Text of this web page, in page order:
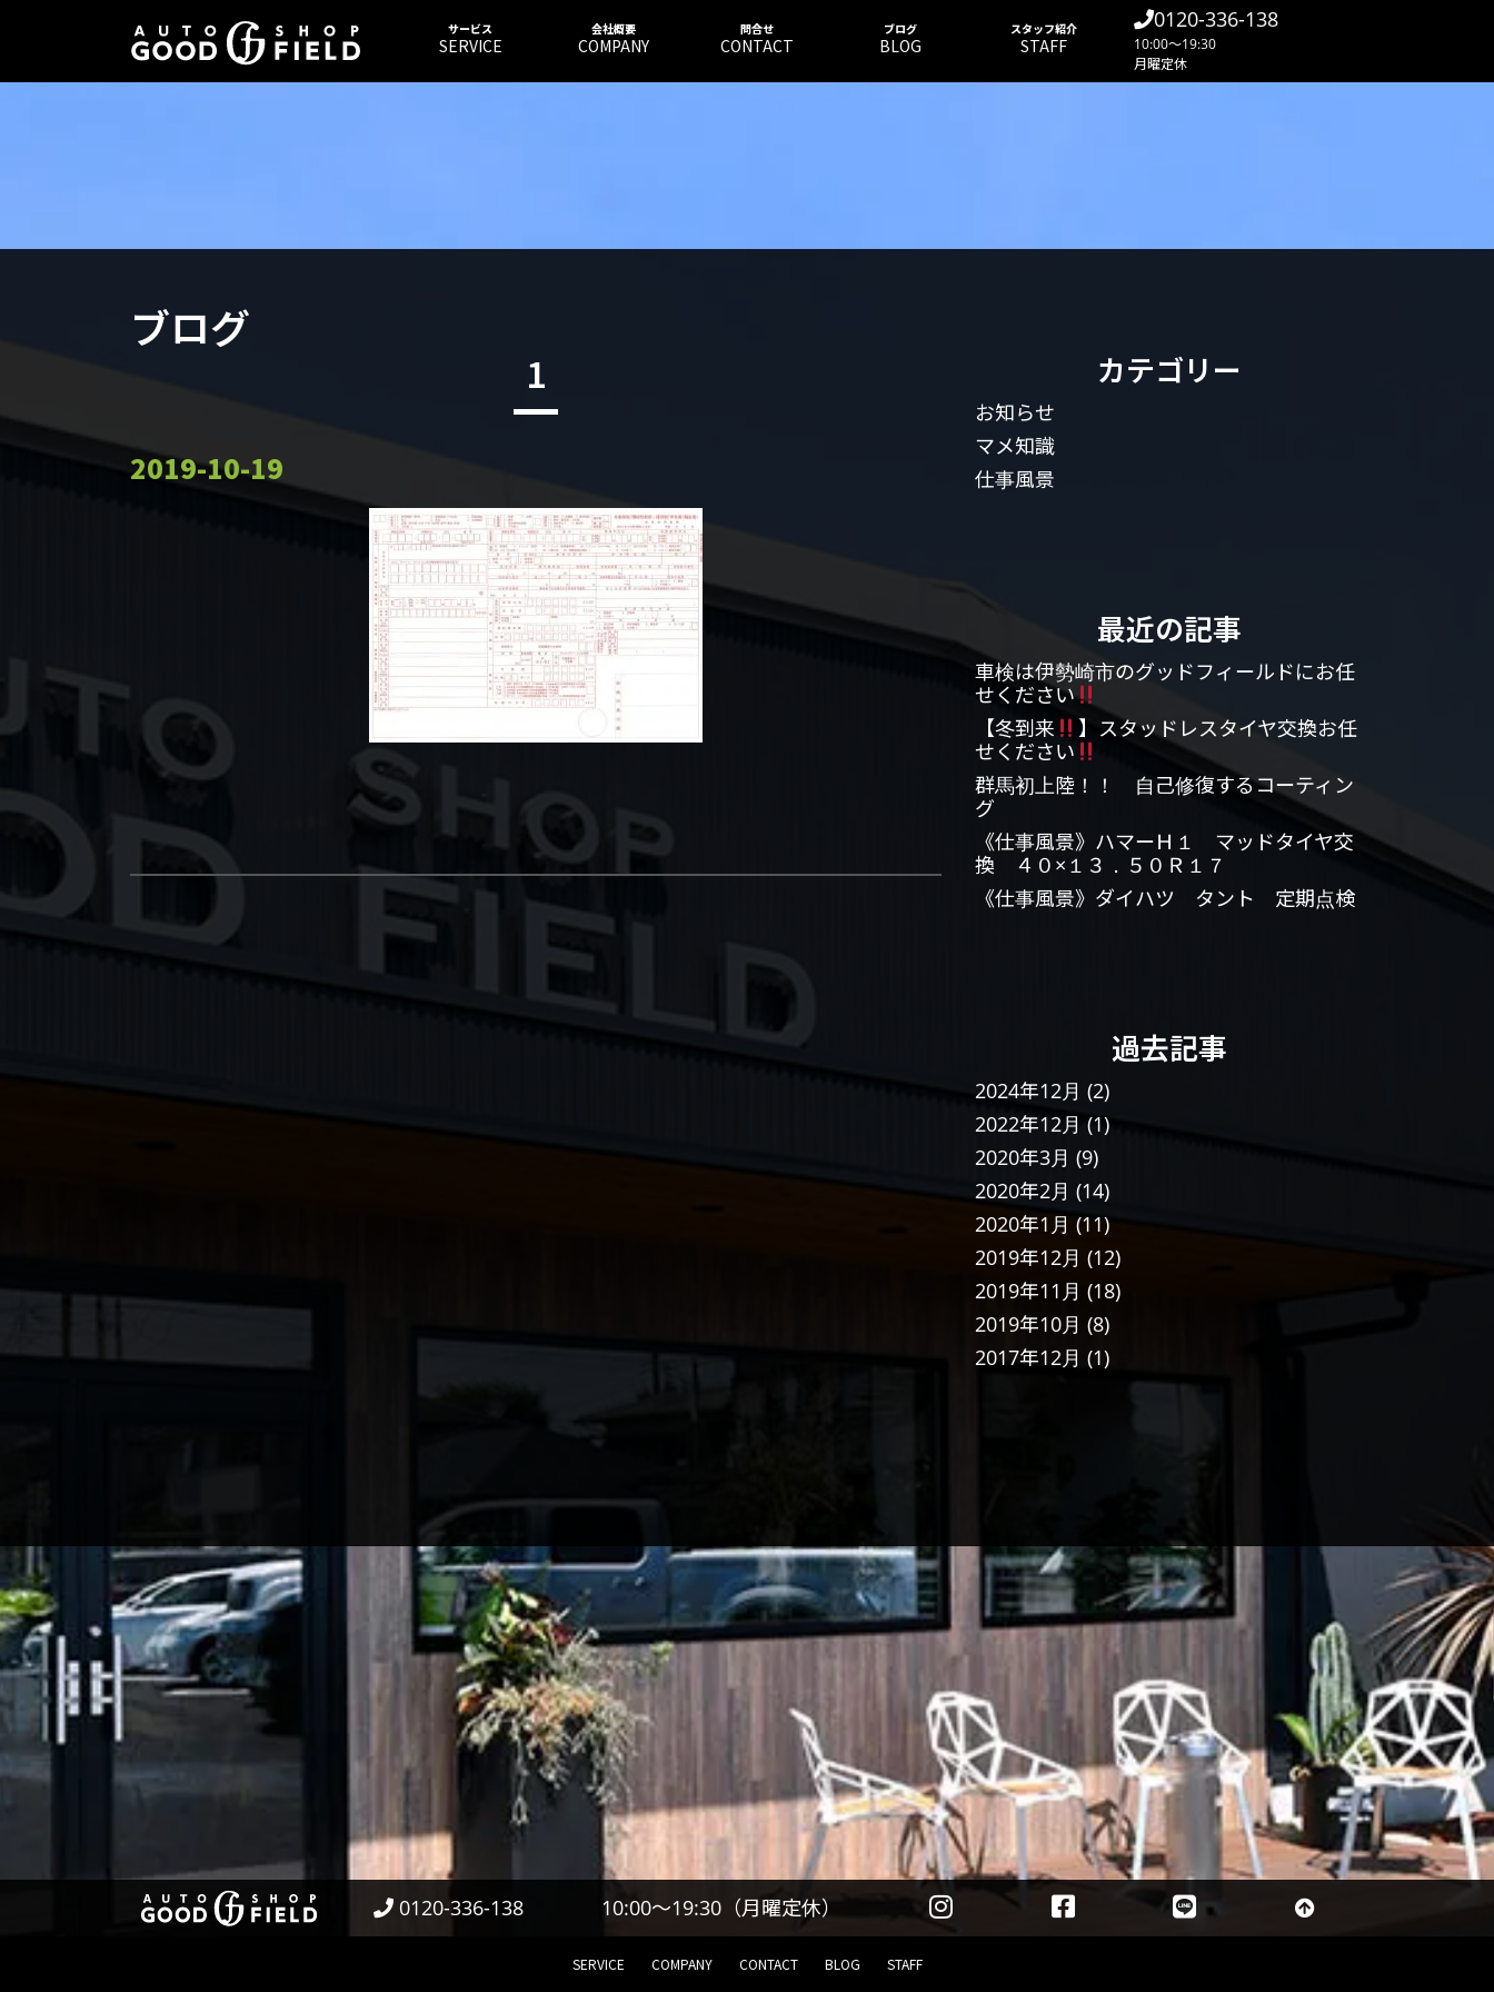
0120-336-138
10:00～19:30
月曜定休
サービス
SERVICE
会社概要
COMPANY
問合せ
CONTACT
ブログ
BLOG
スタッフ紹介
STAFF
ブログ
1
2019-10-19
カテゴリー
お知らせ
マメ知識
仕事風景
最近の記事
車検は伊勢崎市のグッドフィールドにお任
せください
【冬到来
】スタッドレスタイヤ交換お任
せください
群馬初上陸！！ 自己修復するコーティン
グ
《仕事風景》ハマーＨ１ マッドタイヤ交
換 ４０×１３．５０Ｒ１７
《仕事風景》ダイハツ タント 定期点検
過去記事
2024年12月 (2)
2022年12月 (1)
2020年3月 (9)
2020年2月 (14)
2020年1月 (11)
2019年12月 (12)
2019年11月 (18)
2019年10月 (8)
2017年12月 (1)
0120-336-138 10:00～19:30（月曜定休）
SERVICE COMPANY CONTACT BLOG STAFF